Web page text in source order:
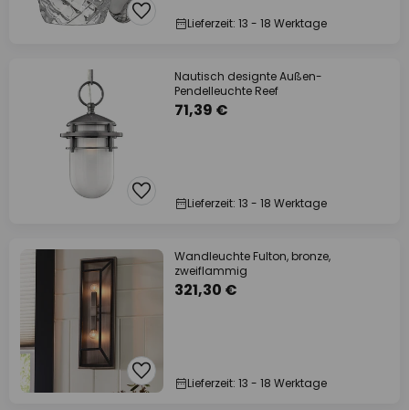
Lieferzeit: 13 - 18 Werktage
Nautisch designte Außen-
Pendelleuchte Reef
71,39 €
Lieferzeit: 13 - 18 Werktage
Wandleuchte Fulton, bronze,
zweiflammig
321,30 €
Lieferzeit: 13 - 18 Werktage